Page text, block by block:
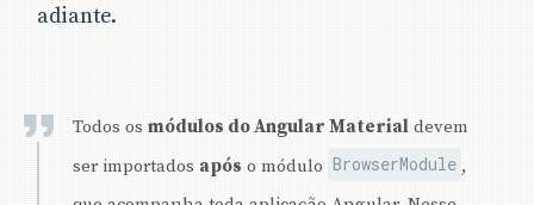
adiante.
Todos os módulos do Angular Material devem
ser importados após o módulo BrowserModule ,